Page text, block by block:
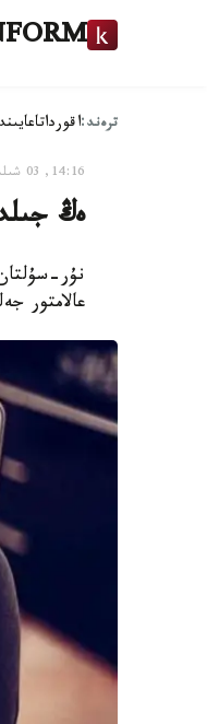
ترەند:اقوردا
14:16, 03 شىلدە 2021
ەڭ
عالامتور